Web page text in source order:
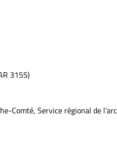
3155)
Comté, Service régional de